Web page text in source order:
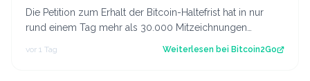
Die Petition zum Erhalt der Bitcoin-Haltefrist hat in nur
rund einem Tag mehr als 30.000 Mitzeichnungen
vor 1 Tag Weiterlesen bei Bitcoin2Go